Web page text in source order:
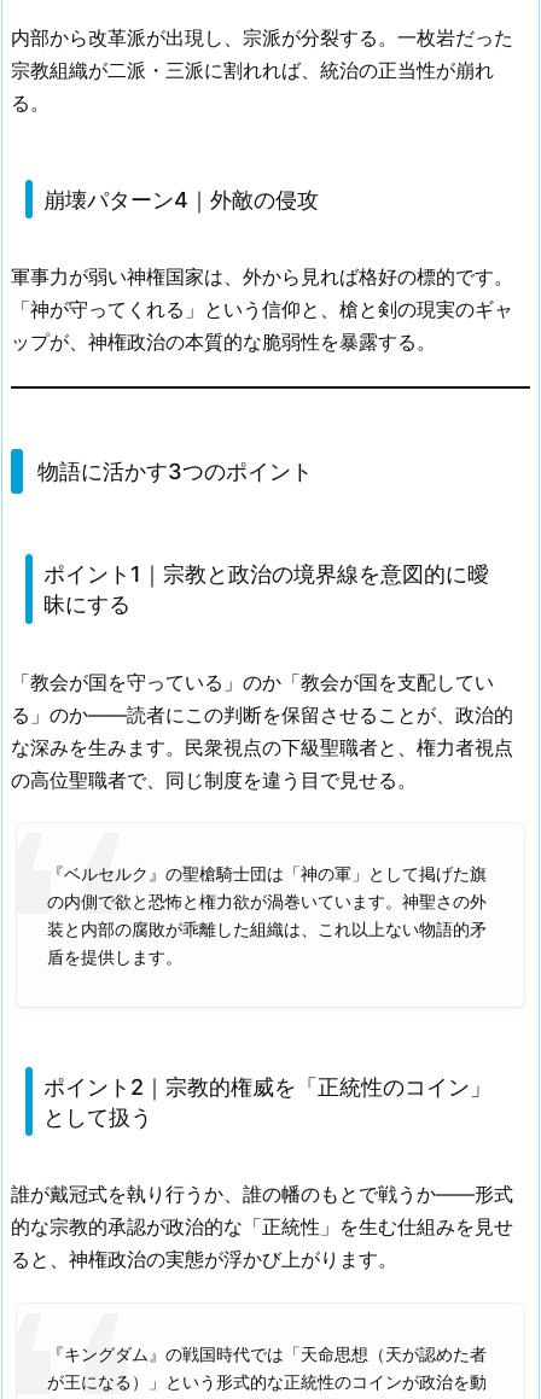
内部から改革派が出現し、宗派が分裂する。一枚岩だった
宗教組織が二派・三派に割れれば、統治の正当性が崩れ
る。
崩壊パターン4｜外敵の侵攻
軍事力が弱い神権国家は、外から見れば格好の標的です。
「神が守ってくれる」という信仰と、槍と剣の現実のギャ
ップが、神権政治の本質的な脆弱性を暴露する。
物語に活かす3つのポイント
ポイント1｜宗教と政治の境界線を意図的に曖
昧にする
「教会が国を守っている」のか「教会が国を支配してい
る」のか——読者にこの判断を保留させることが、政治的
な深みを生みます。民衆視点の下級聖職者と、権力者視点
の高位聖職者で、同じ制度を違う目で見せる。
『ベルセルク』の聖槍騎士団は「神の軍」として掲げた旗
の内側で欲と恐怖と権力欲が渦巻いています。神聖さの外
装と内部の腐敗が乖離した組織は、これ以上ない物語的矛
盾を提供します。
ポイント2｜宗教的権威を「正統性のコイン」
として扱う
誰が戴冠式を執り行うか、誰の幡のもとで戦うか——形式
的な宗教的承認が政治的な「正統性」を生む仕組みを見せ
ると、神権政治の実態が浮かび上がります。
『キングダム』の戦国時代では「天命思想（天が認めた者
が王になる）」という形式的な正統性のコインが政治を動